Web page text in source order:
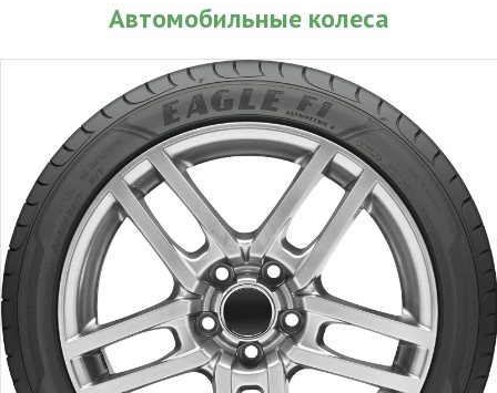
Автомобильные колеса